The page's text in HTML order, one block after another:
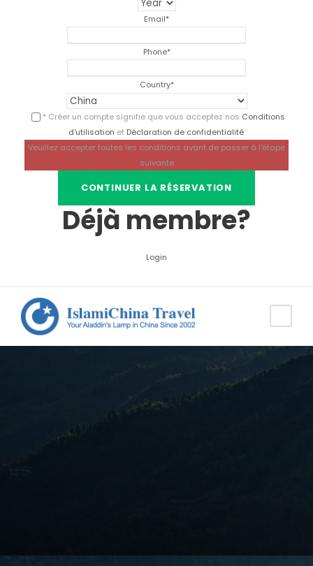
Email*
Phone*
Country*
* Créer un compte signifie que vous acceptez nos Conditions
d'utilisation et Déclaration de confidentialité.
Veuillez accepter toutes les conditions avant de passer à l'étape
suivante
Déjà membre?
Login